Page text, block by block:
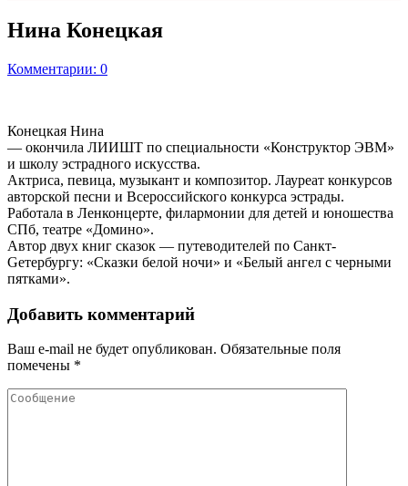
Нина Конецкая
Комментарии: 0
Конецкая Нина
— окончила ЛИИШТ по специальности «Конструктор ЭВМ»
и школу эстрадного искусства.
Актриса, певица, музыкант и композитор. Лауреат конкурсов
авторской песни и Всероссийского конкурса эстрады.
Работала в Ленконцерте, филармонии для детей и юношества
СПб, театре «Домино».
Автор двух книг сказок — путеводителей по Санкт-
Gетербургу: «Сказки белой ночи» и «Белый ангел с черными
пятками».
Добавить комментарий
Ваш e-mail не будет опубликован. Обязательные поля
помечены *